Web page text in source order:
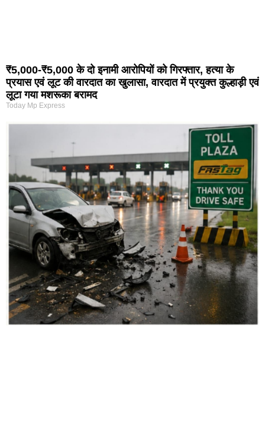
₹5,000-₹5,000 के दो इनामी आरोपियों को गिरफ्तार, हत्या के
प्रयास एवं लूट की वारदात का खुलासा, वारदात में प्रयुक्त कुल्हाड़ी एवं
लूटा गया मशरूका बरामद
Today Mp Express